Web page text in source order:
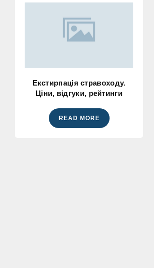
Екстирпація стравоходу.
Ціни, відгуки, рейтинги
READ MORE